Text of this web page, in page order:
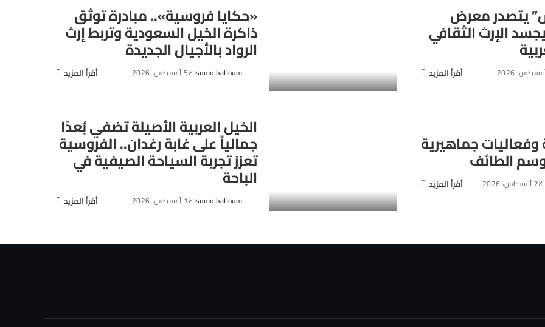
يتصدر معرض
الإرث الثقافي
أقرأ المزيد
«حكايا فروسية».. مبادرة توثق
ذاكرة الخيل السعودية وتربط إرث
الرواد بالأجيال الجديدة
Posted
sumo halloum 5 أغسطس، 2026 أقرأ المزيد
وفعاليات جماهيرية
الطائف
2 أغسطس، 2026 أقرأ المزيد
الخيل العربية الأصيلة تضفي بُعدًا
جمالياً على غابة رغدان.. الفروسية
تعزز تجربة السياحة الصيفية في
الباحة
Posted
sumo halloum 1 أغسطس، 2026 أقرأ المزيد